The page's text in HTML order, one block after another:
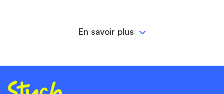
En savoir plus